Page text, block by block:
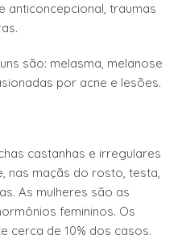
anticoncepcional, traumas
são: melasma, melanose
por acne e lesões.
castanhas e irregulares
nas maçãs do rosto, testa,
As mulheres são as
femininos. Os
cerca de 10% dos casos.